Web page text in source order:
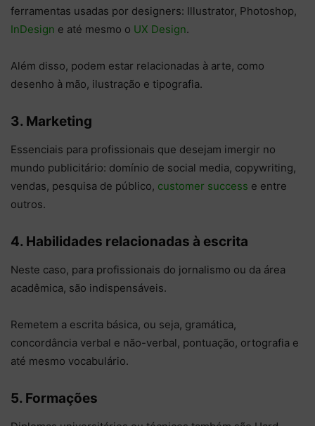
ferramentas usadas por designers: Illustrator, Photoshop,
InDesign e até mesmo o UX Design.
Além disso, podem estar relacionadas à arte, como
desenho à mão, ilustração e tipografia.
3. Marketing
Essenciais para profissionais que desejam imergir no
mundo publicitário: domínio de social media, copywriting,
vendas, pesquisa de público, customer success e entre
outros.
4. Habilidades relacionadas à escrita
Neste caso, para profissionais do jornalismo ou da área
acadêmica, são indispensáveis.
Remetem a escrita básica, ou seja, gramática,
concordância verbal e não-verbal, pontuação, ortografia e
até mesmo vocabulário.
5. Formações